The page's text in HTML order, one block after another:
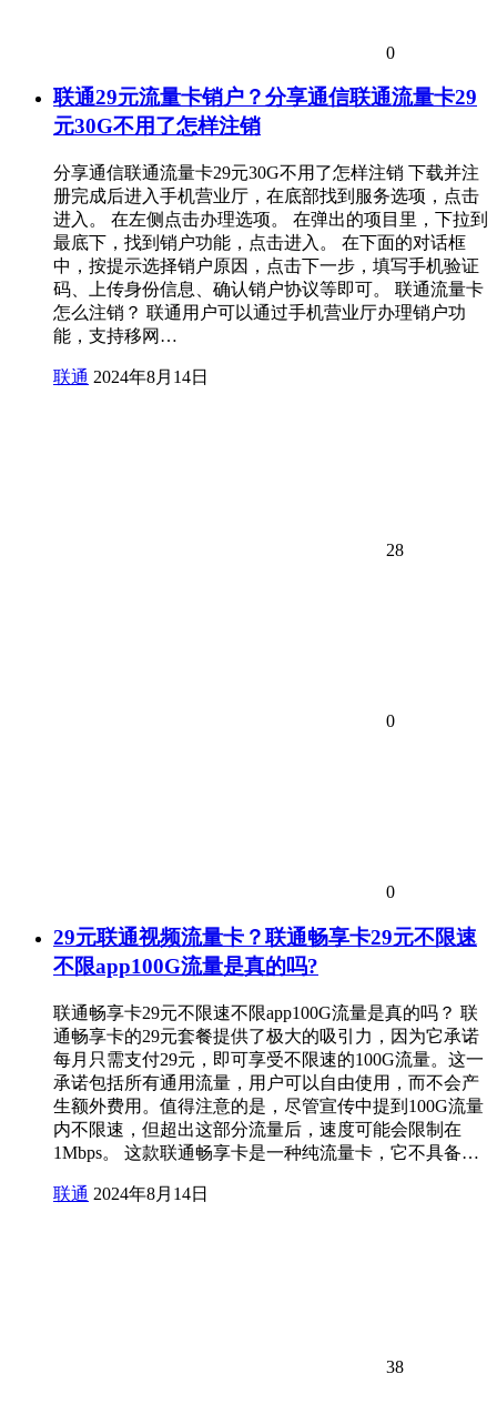
0
联通29元流量卡销户？分享通信联通流量卡29
元30G不用了怎样注销
分享通信联通流量卡29元30G不用了怎样注销 下载并注
册完成后进入手机营业厅，在底部找到服务选项，点击
进入。 在左侧点击办理选项。 在弹出的项目里，下拉到
最底下，找到销户功能，点击进入。 在下面的对话框
中，按提示选择销户原因，点击下一步，填写手机验证
码、上传身份信息、确认销户协议等即可。 联通流量卡
怎么注销？ 联通用户可以通过手机营业厅办理销户功
能，支持移网…
联通 2024年8月14日
28
0
0
29元联通视频流量卡？联通畅享卡29元不限速
不限app100G流量是真的吗?
联通畅享卡29元不限速不限app100G流量是真的吗？ 联
通畅享卡的29元套餐提供了极大的吸引力，因为它承诺
每月只需支付29元，即可享受不限速的100G流量。这一
承诺包括所有通用流量，用户可以自由使用，而不会产
生额外费用。值得注意的是，尽管宣传中提到100G流量
内不限速，但超出这部分流量后，速度可能会限制在
1Mbps。 这款联通畅享卡是一种纯流量卡，它不具备…
联通 2024年8月14日
38